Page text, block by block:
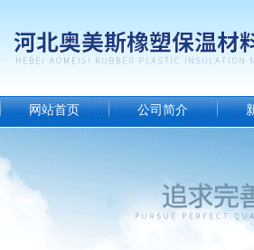
网站首页 公司简介